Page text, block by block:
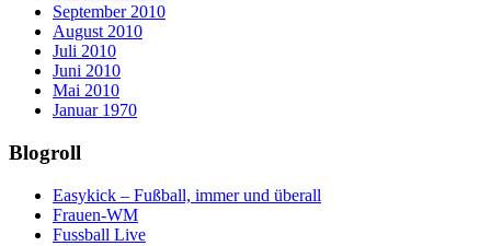
September 2010
August 2010
Juli 2010
Juni 2010
Mai 2010
Januar 1970
Blogroll
Easykick – Fußball, immer und überall
Frauen-WM
Fussball Live